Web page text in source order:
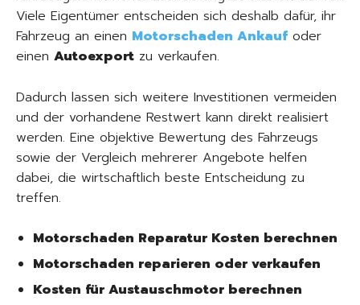
Viele Eigentümer entscheiden sich deshalb dafür, ihr
Fahrzeug an einen Motorschaden Ankauf oder
einen Autoexport zu verkaufen.
Dadurch lassen sich weitere Investitionen vermeiden
und der vorhandene Restwert kann direkt realisiert
werden. Eine objektive Bewertung des Fahrzeugs
sowie der Vergleich mehrerer Angebote helfen
dabei, die wirtschaftlich beste Entscheidung zu
treffen.
Motorschaden Reparatur Kosten berechnen
Motorschaden reparieren oder verkaufen
Kosten für Austauschmotor berechnen